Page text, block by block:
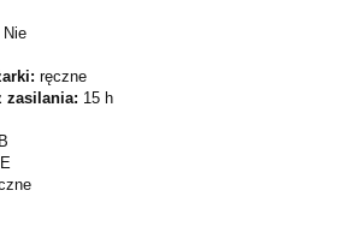
Nie
ręczne
zasilania: 15 h
E